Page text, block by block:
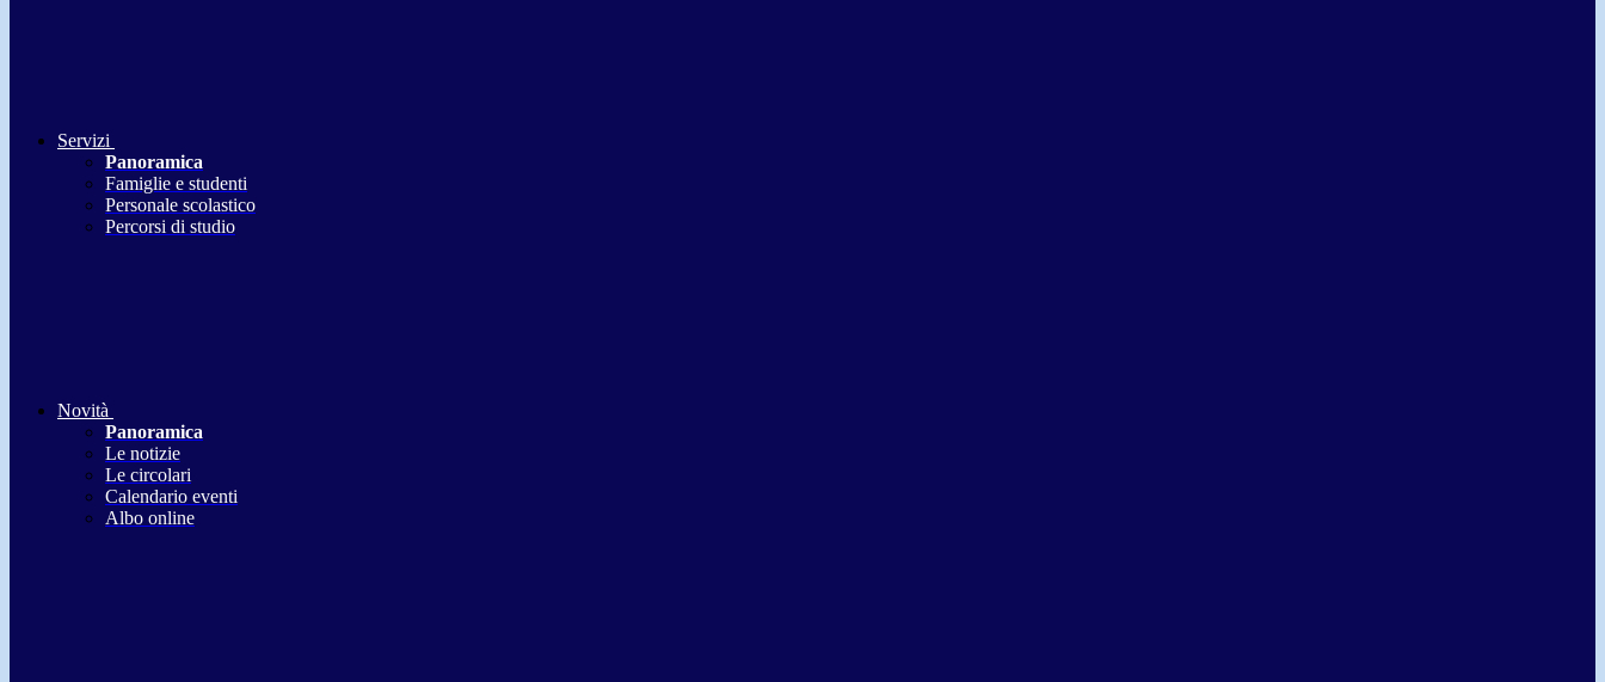
Servizi
Panoramica
Famiglie e studenti
Personale scolastico
Percorsi di studio
Novità
Panoramica
Le notizie
Le circolari
Calendario eventi
Albo online